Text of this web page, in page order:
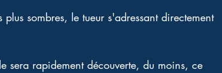
sombres, le tueur s'adressant directement
sera rapidement découverte, du moins, ce